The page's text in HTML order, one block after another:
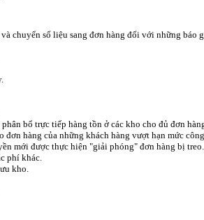
chuyển số liệu sang đơn hàng đối với những báo
bổ trực tiếp hàng tồn ở các kho cho đủ đơn
hàng của những khách hàng vượt hạn mức
mới được thực hiện "giải phóng" đơn hàng bị treo.
phí khác.
kho.